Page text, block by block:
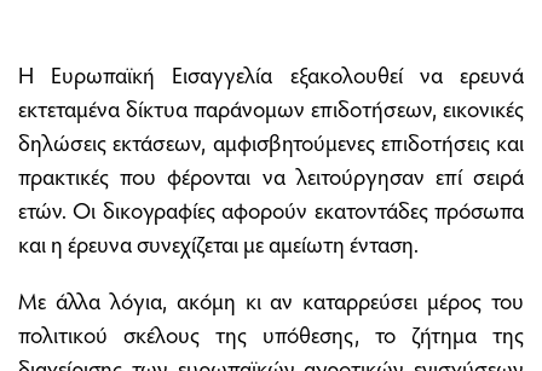
Η Ευρωπαϊκή Εισαγγελία εξακολουθεί να ερευνά
εκτεταμένα δίκτυα παράνομων επιδοτήσεων, εικονικές
δηλώσεις εκτάσεων, αμφισβητούμενες επιδοτήσεις και
πρακτικές που φέρονται να λειτούργησαν επί σειρά
ετών. Οι δικογραφίες αφορούν εκατοντάδες πρόσωπα
και η έρευνα συνεχίζεται με αμείωτη ένταση.
Με άλλα λόγια, ακόμη κι αν καταρρεύσει μέρος του
πολιτικού σκέλους της υπόθεσης, το ζήτημα της